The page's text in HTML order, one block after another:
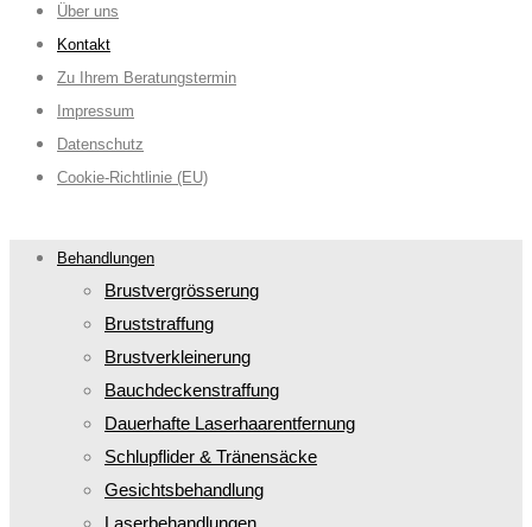
Über uns
Kontakt
Zu Ihrem Beratungstermin
Impressum
Datenschutz
Cookie-Richtlinie (EU)
Behandlungen
Brustvergrösserung
Bruststraffung
Brustverkleinerung
Bauchdeckenstraffung
Dauerhafte Laserhaarentfernung
Schlupflider & Tränensäcke
Gesichtsbehandlung